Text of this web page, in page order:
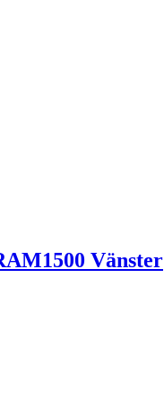
Vänster